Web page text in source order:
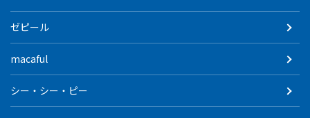
ゼピール
macaful
シー・シー・ピー